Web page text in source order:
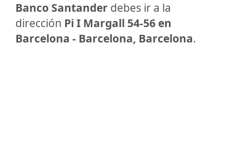
Banco Santander debes ir a la
dirección Pi I Margall 54-56 en
Barcelona - Barcelona, Barcelona.